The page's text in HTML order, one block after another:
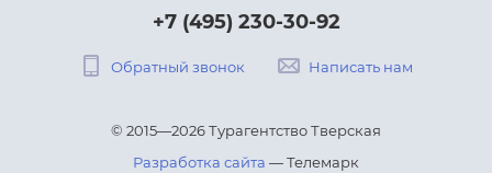
© 2015—2026 Турагентство Тверская
Разработка сайта — Телемарк
+7 (495) 230-30-92
Обратный звонок Написать нам